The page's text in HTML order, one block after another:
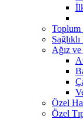
Toplum
Ağız
Özel
Özel